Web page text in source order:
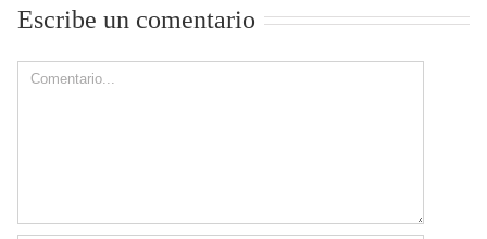
Escribe un comentario
Comment